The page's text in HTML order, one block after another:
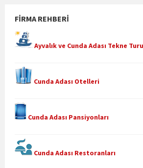
FIRMA REHBERI
Ayvalık ve Cunda Adası Tekne Turu
Cunda Adası Otelleri
Cunda Adası Pansiyonları
Cunda Adası Restoranları